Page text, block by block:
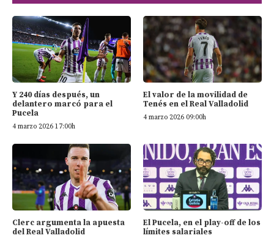
Y 240 días después, un
delantero marcó para el
Pucela
4 marzo 2026 17:00h
El valor de la movilidad de
Tenés en el Real Valladolid
4 marzo 2026 09:00h
Clerc argumenta la apuesta
del Real Valladolid
El Pucela, en el play-off de los
límites salariales